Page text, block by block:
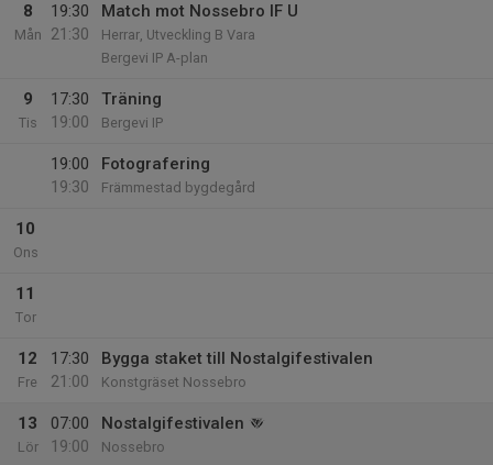
8
Mån
19:30
21:30
Match mot Nossebro IF U
Herrar, Utveckling B Vara
Bergevi IP A-plan
9
Tis
17:30
19:00
Träning
Bergevi IP
19:00
19:30
Fotografering
Främmestad bygdegård
10
Ons
11
Tor
12
Fre
17:30
21:00
Bygga staket till Nostalgifestivalen
Konstgräset Nossebro
13
Lör
07:00
19:00
Nostalgifestivalen
Nossebro